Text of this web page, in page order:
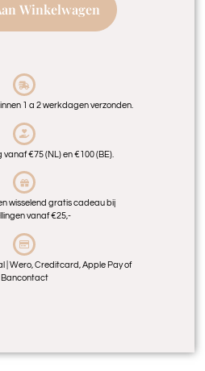
Winkelwagen
1 a 2 werkdagen verzonden.
€75 (NL) en €100 (BE).
wisselend gratis cadeau bij
vanaf €25,-
| Wero, Creditcard, Apple Pay of
Bancontact